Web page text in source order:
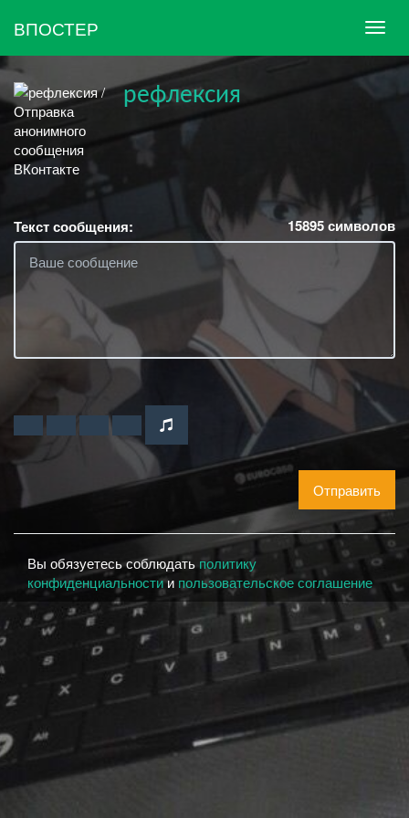
ВПОСТЕР
рефлексия
Текст сообщения: 15895символов
Отправить
Вы обязуетесь соблюдать политику
конфиденциальностии пользовательское соглашение